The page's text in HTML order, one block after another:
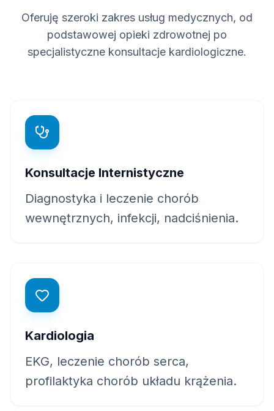
Oferuję szeroki zakres usług medycznych, od
podstawowej opieki zdrowotnej po
specjalistyczne konsultacje kardiologiczne.
Konsultacje Internistyczne
Diagnostyka i leczenie chorób
wewnętrznych, infekcji, nadciśnienia.
Kardiologia
EKG, leczenie chorób serca,
profilaktyka chorób układu krążenia.